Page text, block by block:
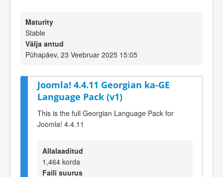
Maturity
Stable
Välja antud
Pühapäev, 23 Veebruar 2025 15:05
Joomla! 4.4.11 Georgian ka-GE
Language Pack (v1)
This is the full Georgian Language Pack for
Joomla! 4.4.11
Allalaaditud
1,464 korda
Faili suurus